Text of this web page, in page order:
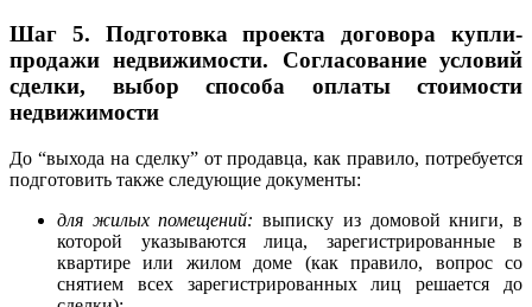
Шаг 5.
Подготовка проекта договора купли-
продажи недвижимости. Согласование условий
сделки, выбор способа оплаты стоимости
недвижимости
До “выхода на сделку” от продавца, как правило, потребуется
подготовить также следующие документы:
для жилых помещений: выписку из домовой книги, в
которой указываются лица, зарегистрированные в
квартире или жилом доме (как правило, вопрос со
снятием всех зарегистрированных лиц решается до